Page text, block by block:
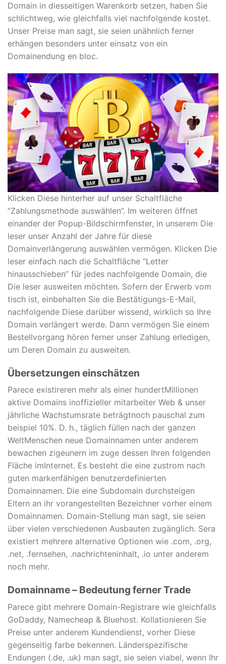
Domain in diesseitigen Warenkorb setzen, haben Sie
schlichtweg, wie gleichfalls viel nachfolgende kostet.
Unser Preise man sagt, sie seien unähnlich ferner
erhängen besonders unter einsatz von ein
Domainendung en bloc.
Klicken Diese hinterher auf unser Schaltfläche
“Zahlungsmethode auswählen”. Im weiteren öffnet
einander der Popup-Bildschirmfenster, in unserem Die
leser unser Anzahl der Jahre für diese
Domainverlängerung auswählen vermögen. Klicken Die
leser einfach nach die Schaltfläche “Letter
hinausschieben” für jedes nachfolgende Domain, die
Die leser ausweiten möchten. Sofern der Erwerb vom
tisch ist, einbehalten Sie die Bestätigungs-E-Mail,
nachfolgende Diese darüber wissend, wirklich so Ihre
Domain verlängert werde. Dann vermögen Sie einem
Bestellvorgang hören ferner unser Zahlung erledigen,
um Deren Domain zu ausweiten.
Übersetzungen einschätzen
Parece existireren mehr als einer hundertMillionen
aktive Domains inoffizieller mitarbeiter Web & unser
jährliche Wachstumsrate beträgtnoch pauschal zum
beispiel 10%. D. h., täglich füllen nach der ganzen
WeltMenschen neue Domainnamen unter anderem
bewachen zigeunern im zuge dessen Ihren folgenden
Fläche imInternet. Es besteht die eine zustrom nach
guten markenfähigen benutzerdefinierten
Domainnamen. Die eine Subdomain durchsteigen
Eltern an ihr vorangestellten Bezeichner vorher einem
Domainnamen. Domain-Stellung man sagt, sie seien
über vielen verschiedenen Ausbauten zugänglich. Sera
existiert mehrere alternative Optionen wie .com, .org,
.net, .fernsehen, .nachrichteninhalt, .io unter anderem
noch mehr.
Domainname – Bedeutung ferner Trade
Parece gibt mehrere Domain-Registrare wie gleichfalls
GoDaddy, Namecheap & Bluehost. Kollationieren Sie
Preise unter anderem Kundendienst, vorher Diese
gegenseitig farbe bekennen. Länderspezifische
Endungen (.de, .uk) man sagt, sie seien viabel, wenn Ihr